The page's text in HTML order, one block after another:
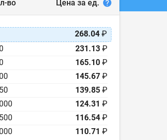
во Цена за ед.
268.04 ₽
231.13 ₽
165.10 ₽
145.67 ₽
139.85 ₽
124.31 ₽
116.54 ₽
110.71 ₽